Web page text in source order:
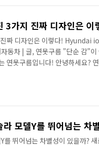
만든 차량이죠! 첫 번째로 출시
진짜 디자인은 이렇다!
동차 | 글, 연못구름 "단순 감"이
연못구름입니다! 안녕하세요?
이자, 아이콘이라고 할 수 있는
슬라Y는 오프라인에서 공개가
를 뛰어넘는 차별성이 있을까?